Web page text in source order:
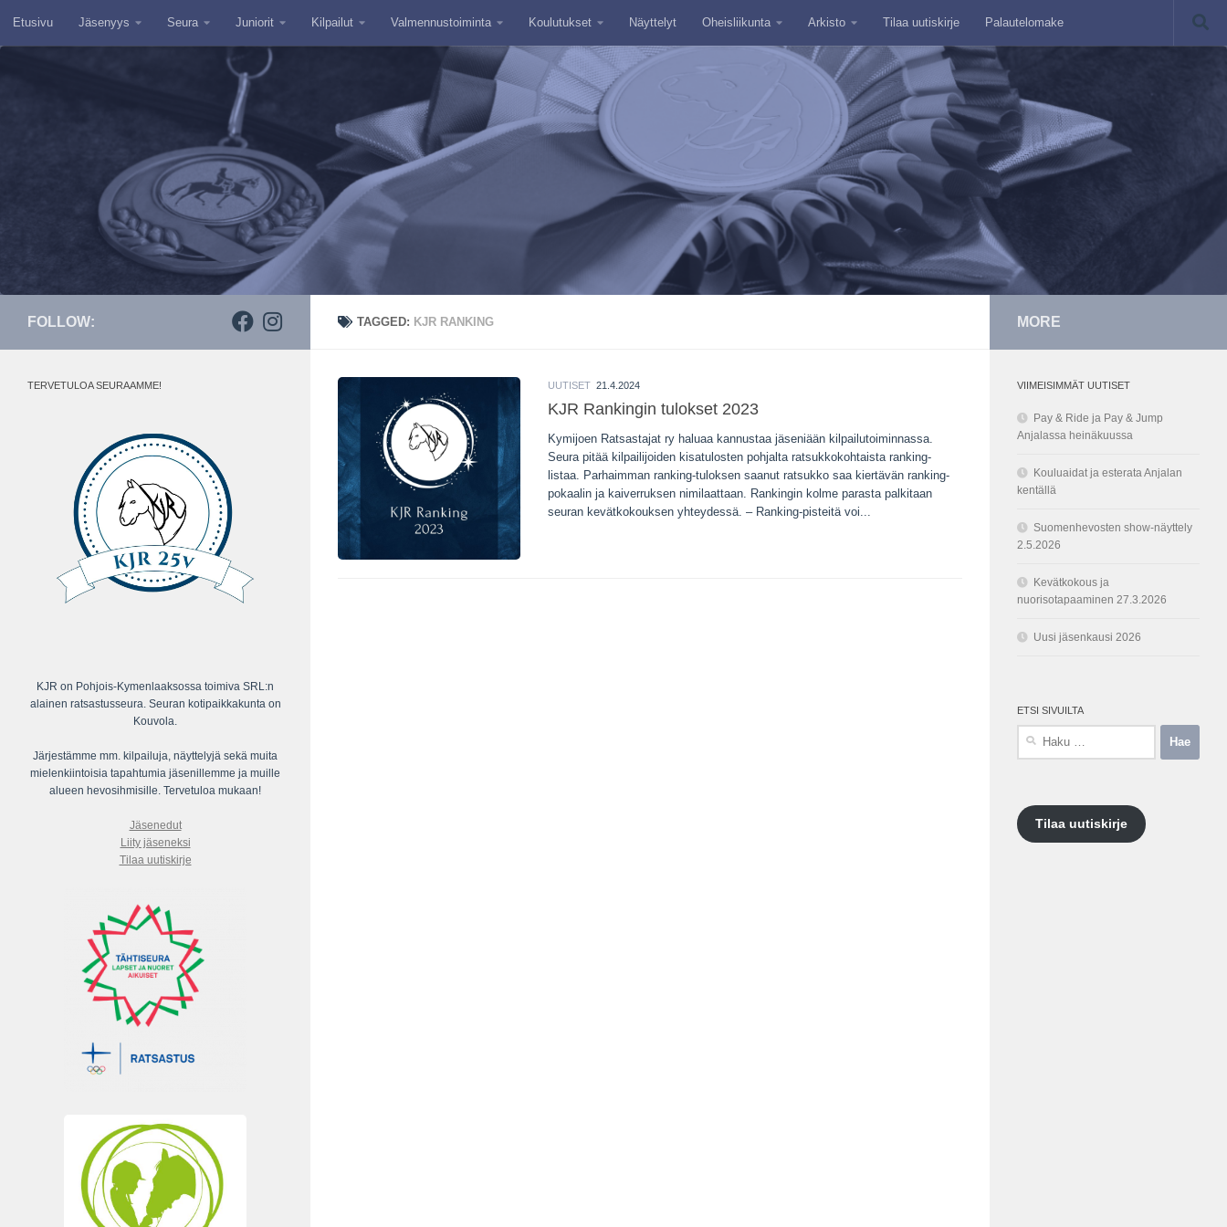
Skip to content
Etusivu Jäsenyys Seura Juniorit Kilpailut Valmennustoiminta Koulutukset Näyttelyt Oheisliikunta Arkisto Tilaa uutiskirje Palautelomake
TAGGED: KJR RANKING
UUTISET 21.4.2024
KJR Rankingin tulokset 2023
Kymijoen Ratsastajat ry haluaa kannustaa jäseniään kilpailutoiminnassa.
Seura pitää kilpailijoiden kisatulosten pohjalta ratsukkokohtaista ranking-
listaa. Parhaimman ranking-tuloksen saanut ratsukko saa kiertävän ranking-
pokaalin ja kaiverruksen nimilaattaan. Rankingin kolme parasta palkitaan
seuran kevätkokouksen yhteydessä. – Ranking-pisteitä voi...
FOLLOW:
TERVETULOA SEURAAMME!
KJR on Pohjois-Kymenlaaksossa toimiva SRL:n
alainen ratsastusseura. Seuran kotipaikkakunta on
Kouvola.
Järjestämme mm. kilpailuja, näyttelyjä sekä muita
mielenkiintoisia tapahtumia jäsenillemme ja muille
alueen hevosihmisille. Tervetuloa mukaan!
Jäsenedut
Liity jäseneksi
Tilaa uutiskirje
MORE
VIIMEISIMMÄT UUTISET
Pay & Ride ja Pay & Jump
Anjalassa heinäkuussa
Kouluaidat ja esterata Anjalan
kentällä
Suomenhevosten show-näyttely
2.5.2026
Kevätkokous ja
nuorisotapaaminen 27.3.2026
Uusi jäsenkausi 2026
ETSI SIVUILTA
Tilaa uutiskirje